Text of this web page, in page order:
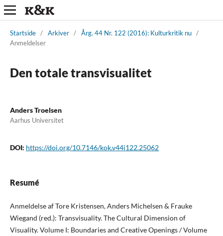
Startside / Arkiver / Årg. 44 Nr. 122 (2016): Kulturkritik nu /
Anmeldelser
Den totale transvisualitet
Anders Troelsen
Aarhus Universitet
DOI: https://doi.org/10.7146/kok.v44i122.25062
Resumé
Anmeldelse af Tore Kristensen, Anders Michelsen & Frauke
Wiegand (red.): Transvisuality. The Cultural Dimension of
Visuality. Volume I: Boundaries and Creative Openings / Volume